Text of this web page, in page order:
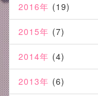
2016年 (19)
2015年 (7)
2014年 (4)
2013年 (6)